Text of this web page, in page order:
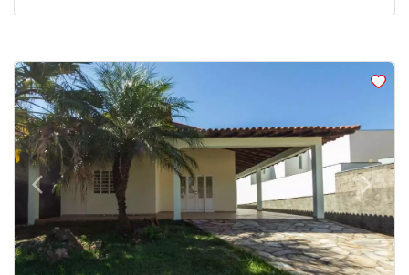
arrow_back_iosPrevious arrow_forward_iosNext